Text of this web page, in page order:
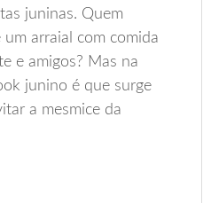
juninas. Quem
arraial com comida
e amigos? Mas na
junino é que surge
a mesmice da